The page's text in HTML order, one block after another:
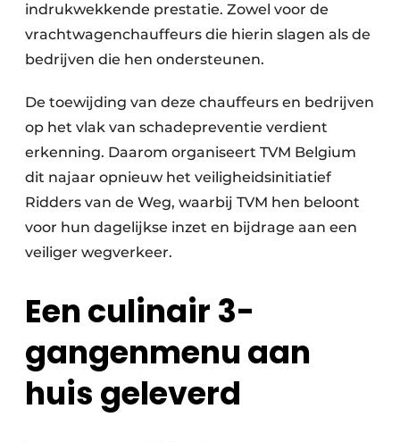
indrukwekkende prestatie. Zowel voor de
vrachtwagenchauffeurs die hierin slagen als de
bedrijven die hen ondersteunen.
De toewijding van deze chauffeurs en bedrijven
op het vlak van schadepreventie verdient
erkenning. Daarom organiseert TVM Belgium
dit najaar opnieuw het veiligheidsinitiatief
Ridders van de Weg, waarbij TVM hen beloont
voor hun dagelijkse inzet en bijdrage aan een
veiliger wegverkeer.
Een culinair 3-
gangenmenu aan
huis geleverd